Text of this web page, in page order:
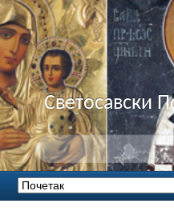
Светосавски